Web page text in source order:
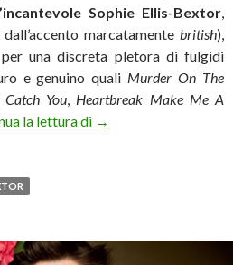
Sophie Ellis-Bextor
marcatamente british),
una discreta pletora di fulgidi
e genuino quali Murder On The
Catch You Heartbreak Make Me A
la lettura di Sophie Ellis-Bextor:
→